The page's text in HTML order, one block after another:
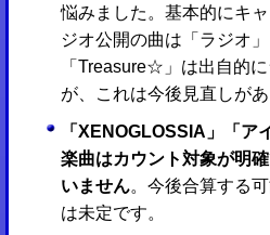
悩みました。基本的にキ
ジオ公開の曲は「ラジオ」
「Treasure☆」は出自的
が、これは今後見直しが
「XENOGLOSSIA」「ア
楽曲はカウント対象が明
いません。今後合算する
は未定です。